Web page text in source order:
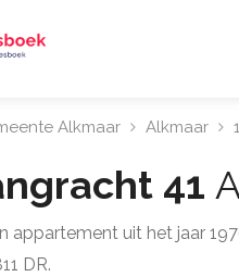
Alkmaar Alkmaar
41
appartement uit het jaar
DR.